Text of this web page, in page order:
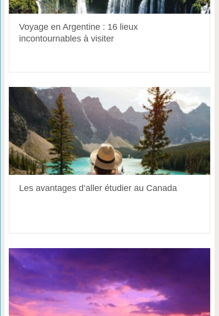
Voyage en Argentine : 16 lieux
incontournables à visiter
Les avantages d’aller étudier au Canada